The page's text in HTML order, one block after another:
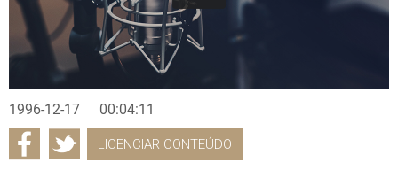
1996-12-17 00:04:11
LICENCIAR CONTEÚDO